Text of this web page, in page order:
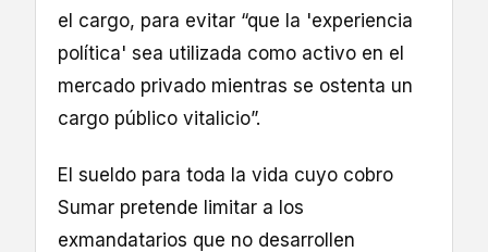
el cargo, para evitar “que la 'experiencia
política' sea utilizada como activo en el
mercado privado mientras se ostenta un
cargo público vitalicio”.
El sueldo para toda la vida cuyo cobro
Sumar pretende limitar a los
exmandatarios que no desarrollen